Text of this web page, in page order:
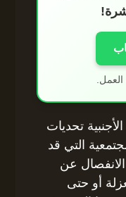
تحديات
التي قد
عن
أو حتى